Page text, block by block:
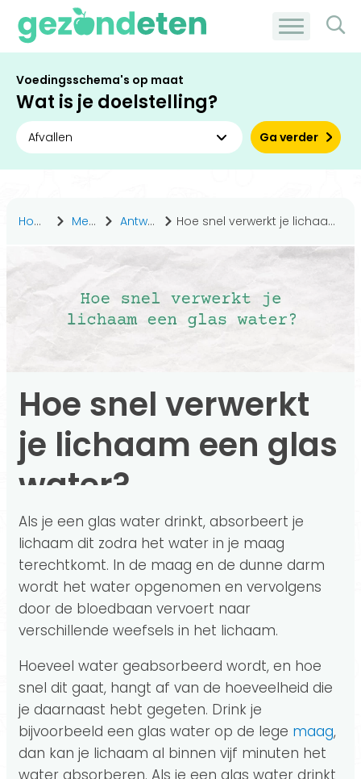
Voedingsschema's op maat
Wat is je doelstelling?
Ga verder
Home Medisch Antwoorden Hoe snel verwerkt je lichaam een glas water?
Hoe snel verwerkt
je lichaam een glas
water?
Als je een glas water drinkt, absorbeert je
lichaam dit zodra het water in je maag
terechtkomt. In de maag en de dunne darm
wordt het water opgenomen en vervolgens
door de bloedbaan vervoert naar
verschillende weefsels in het lichaam.
Hoeveel water geabsorbeerd wordt, en hoe
snel dit gaat, hangt af van de hoeveelheid die
je daarnaast hebt gegeten. Drink je
bijvoorbeeld een glas water op de lege maag,
dan kan je lichaam al binnen vijf minuten het
water absorberen. Als je een glas water drinkt